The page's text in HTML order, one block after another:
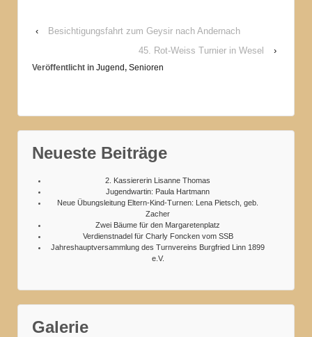
‹
Besichtigungsfahrt zum Geysir nach Andernach
45. Rot-Weiss Turnier in Wesel
›
Veröffentlicht in Jugend, Senioren
Neueste Beiträge
2. Kassiererin Lisanne Thomas
Jugendwartin: Paula Hartmann
Neue Übungsleitung Eltern-Kind-Turnen: Lena Pietsch, geb.
Zacher
Zwei Bäume für den Margaretenplatz
Verdienstnadel für Charly Foncken vom SSB
Jahreshauptversammlung des Turnvereins Burgfried Linn 1899
e.V.
Galerie